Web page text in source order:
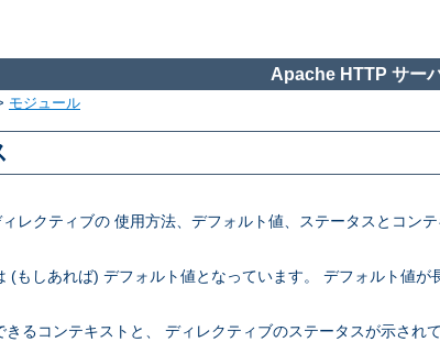
Apache HTTP サー
モジュール
レクティブの 使用方法、デフォルト値、ステータスとコン
もしあれば) デフォルト値となっています。 デフォルト値
るコンテキストと、 ディレクティブのステータスが示されて